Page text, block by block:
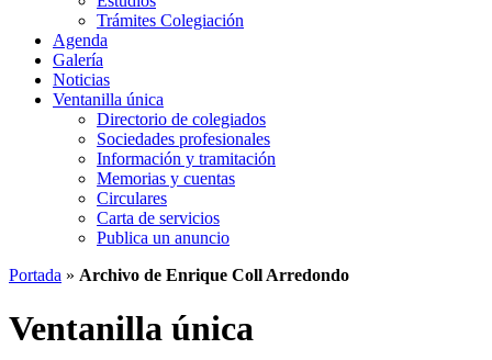
Trámites Colegiación
Agenda
Galería
Noticias
Ventanilla única
Directorio de colegiados
Sociedades profesionales
Información y tramitación
Memorias y cuentas
Circulares
Carta de servicios
Publica un anuncio
Portada » Archivo de Enrique Coll Arredondo
Ventanilla única